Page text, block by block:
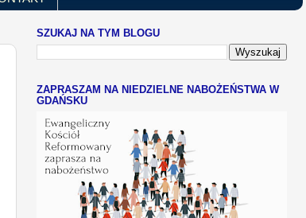
SZUKAJ NA TYM BLOGU
ZAPRASZAM NA NIEDZIELNE NABOŻEŃSTWA W
GDAŃSKU